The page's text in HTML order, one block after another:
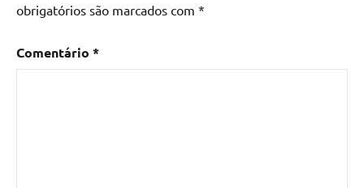
obrigatórios são marcados com *
Comentário *